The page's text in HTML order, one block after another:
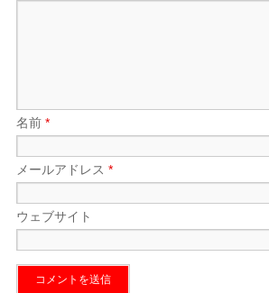
名前*
メールアドレス*
ウェブサイト